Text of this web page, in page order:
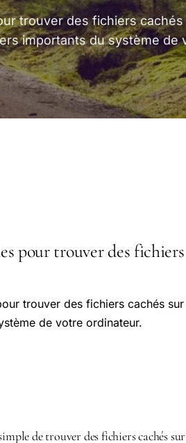
trouver des fichiers cachés
importants du système de
pour trouver des
trouver des fichiers cachés
de votre ordinateur.
de trouver des fichiers cachés